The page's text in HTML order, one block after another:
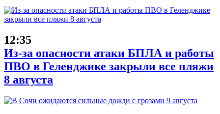
12:35
Из-за опасности атаки БПЛА и работы
ПВО в Геленджике закрыли все пляжи
8 августа